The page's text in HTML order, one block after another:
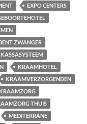
EXPO CENTERS
ZWANGER
KASSASYSTEEM
KRAAMHOTEL
KRAAMVERZORGENDEN
KRAAMZORG
THUIS
MEDITERRANE